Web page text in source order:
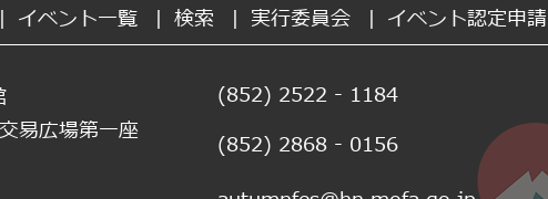
| イベント一覧 | 検索 | 実行委員会 | イベント認定申請
易広場第一座
(852) 2522 - 1184
(852) 2868 - 0156